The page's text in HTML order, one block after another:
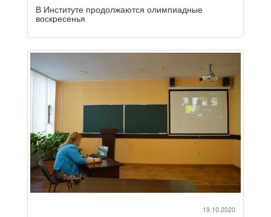
В Институте продолжаются олимпиадные
воскресенья
19.10.2020